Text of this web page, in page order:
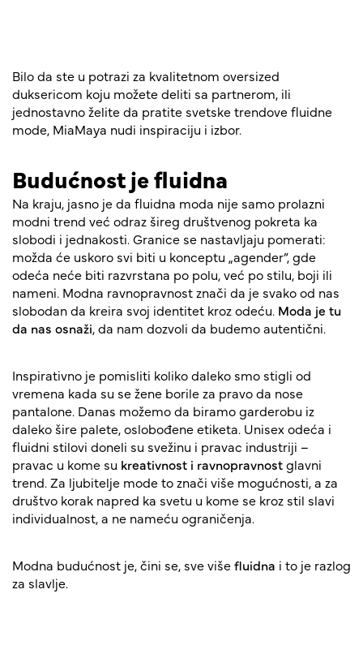
Bilo da ste u potrazi za kvalitetnom oversized
duksericom koju možete deliti sa partnerom, ili
jednostavno želite da pratite svetske trendove fluidne
mode, MiaMaya nudi inspiraciju i izbor.
Budućnost je fluidna
Na kraju, jasno je da fluidna moda nije samo prolazni
modni trend već odraz šireg društvenog pokreta ka
slobodi i jednakosti. Granice se nastavljaju pomerati:
možda će uskoro svi biti u konceptu „agender”, gde
odeća neće biti razvrstana po polu, već po stilu, boji ili
nameni. Modna ravnopravnost znači da je svako od nas
slobodan da kreira svoj identitet kroz odeću. Moda je tu
da nas osnaži, da nam dozvoli da budemo autentični.
Inspirativno je pomisliti koliko daleko smo stigli od
vremena kada su se žene borile za pravo da nose
pantalone. Danas možemo da biramo garderobu iz
daleko šire palete, oslobođene etiketa. Unisex odeća i
fluidni stilovi doneli su svežinu i pravac industriji –
pravac u kome su kreativnost i ravnopravnostglavni
trend. Za ljubitelje mode to znači više mogućnosti, a za
društvo korak napred ka svetu u kome se kroz stil slavi
individualnost, a ne nameću ograničenja.
Modna budućnost je, čini se, sve višefluidna i to je razlog
za slavlje.